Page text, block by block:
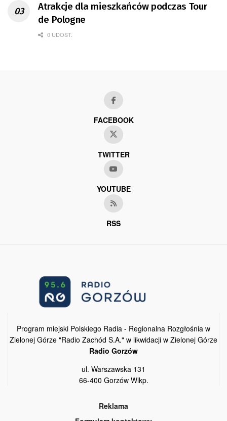
Atrakcje dla mieszkańców podczas Tour
de Pologne
0 UDOST.
FACEBOOK
TWITTER
YOUTUBE
RSS
Program miejski Polskiego Radia - Regionalna Rozgłośnia w
Zielonej Górze "Radio Zachód S.A." w likwidacji w Zielonej Górze
Radio Gorzów
ul. Warszawska 131
66-400 Gorzów Wlkp.
Reklama